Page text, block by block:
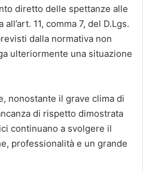
diretto delle spettanze alle
11, comma 7, del D.Lgs.
dalla normativa non
ulteriormente una situazione
nonostante il grave clima di
di rispetto dimostrata
continuano a svolgere il
professionalità e un grande